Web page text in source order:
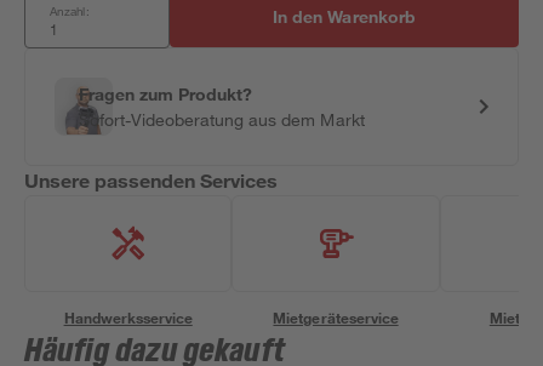
Anzahl: In den Warenkorb
Fragen zum Produkt?
Sofort-Videoberatung aus dem Markt
Unsere passenden Services
Handwerksservice Mietgeräteservice
Häufig dazu gekauft